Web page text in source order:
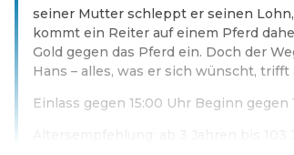
seiner Mutter schleppt er seinen
kommt ein Reiter auf einem Pferd
Gold gegen das Pferd ein. Doch der
Hans – alles, was er sich wünscht, trifft
Einlass gegen 15:00 Uhr Beginn